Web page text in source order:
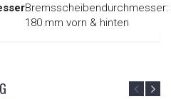
Bremsscheibendurchmesser:
180 mm vorn & hinten